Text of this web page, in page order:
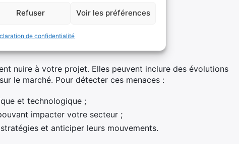
Refuser Voir les préférences
de confidentialité
objectifs fixés ;
l’efficacité.
menaces
nuire à votre projet. Elles peuvent inclure des évolutions
le marché. Pour détecter ces menaces :
et technologique ;
impacter votre secteur ;
et anticiper leurs mouvements.